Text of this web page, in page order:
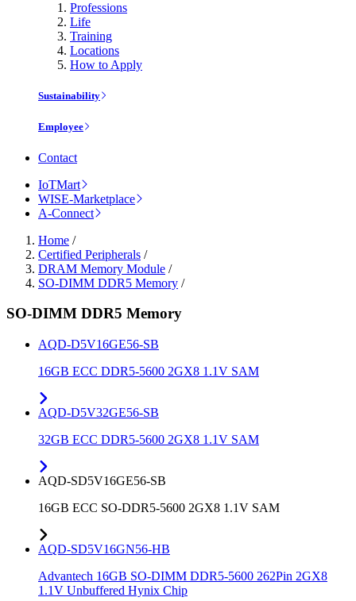
Professions
Life
Training
Locations
How to Apply
Sustainability
Employee
Contact
IoTMart
WISE-Marketplace
A-Connect
Home /
Certified Peripherals /
DRAM Memory Module /
SO-DIMM DDR5 Memory /
SO-DIMM DDR5 Memory
AQD-D5V16GE56-SB
16GB ECC DDR5-5600 2GX8 1.1V SAM
AQD-D5V32GE56-SB
32GB ECC DDR5-5600 2GX8 1.1V SAM
AQD-SD5V16GE56-SB
16GB ECC SO-DDR5-5600 2GX8 1.1V SAM
AQD-SD5V16GN56-HB
Advantech 16GB SO-DIMM DDR5-5600 262Pin 2GX8
1.1V Unbuffered Hynix Chip